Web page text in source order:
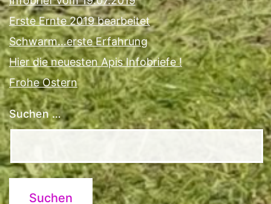
Erste Ernte 2019 bearbeitet
Schwarm…erste Erfahrung
Hier die neuesten Apis Infobriefe !
Frohe Ostern
Suchen …